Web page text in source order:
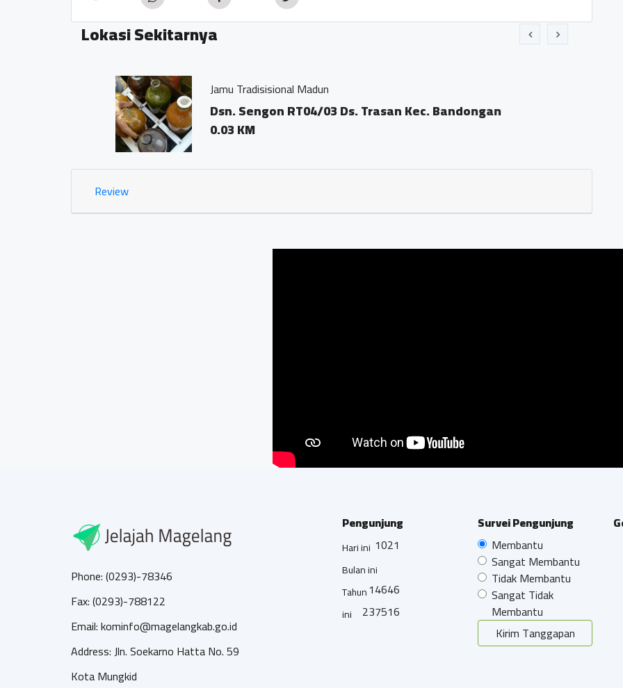
Lokasi Sekitarnya
Jamu Tradisisional Madun
Dsn. Sengon RT04/03 Ds. Trasan Kec. Bandongan
0.03 KM
Review
Phone: (0293)-78346
Fax: (0293)-788122
Email: kominfo@magelangkab.go.id
Address: Jln. Soekarno Hatta No. 59
Kota Mungkid
Pengunjung
Hari ini 1021
Bulan ini
14646
Tahun
ini
237516
Survei Pengunjung
Membantu
Sangat Membantu
Tidak Membantu
Sangat Tidak
Membantu
Kirim Tanggapan